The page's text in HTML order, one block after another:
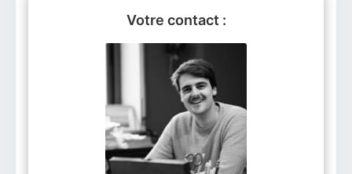
Votre contact :